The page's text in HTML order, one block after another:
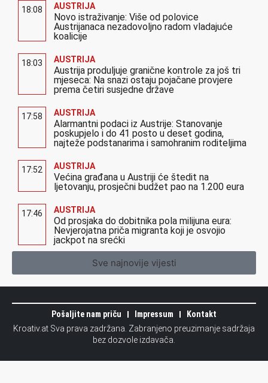
18:08 AUSTRIJA
Novo istraživanje: Više od polovice
Austrijanaca nezadovoljno radom vladajuće
koalicije
18:03 AUSTRIJA
Austrija produljuje granične kontrole za još tri
mjeseca: Na snazi ostaju pojačane provjere
prema četiri susjedne države
17:58 AUSTRIJA
Alarmantni podaci iz Austrije: Stanovanje
poskupjelo i do 41 posto u deset godina,
najteže podstanarima i samohranim roditeljima
17:52 AUSTRIJA
Većina građana u Austriji će štedit na
ljetovanju, prosječni budžet pao na 1.200 eura
17:46 AUSTRIJA
Od prosjaka do dobitnika pola milijuna eura:
Nevjerojatna priča migranta koji je osvojio
jackpot na srećki
Sve najnovije vijesti
Pošaljite nam priču Impressum
Kontakt
Kroativ.at Sva prava zadržana. Zabranjeno preuzimanje sadržaja
bez dozvole izdavača.